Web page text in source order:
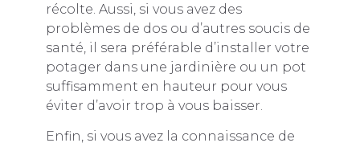
récolte. Aussi, si vous avez des
problèmes de dos ou d’autres soucis de
santé, il sera préférable d’installer votre
potager dans une jardinière ou un pot
suffisamment en hauteur pour vous
éviter d’avoir trop à vous baisser.
Enfin, si vous avez la connaissance de